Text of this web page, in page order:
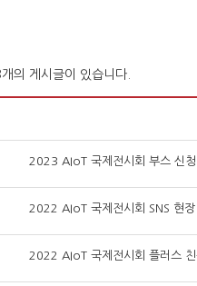
의 게시글이 있습니다.
2023 AIoT 국제전시회 부스 신
2022 AIoT 국제전시회 SNS 현
2022 AIoT 국제전시회 플러스